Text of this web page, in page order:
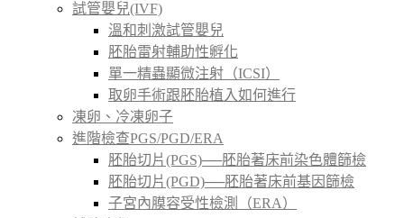
試管嬰兒(IVF)
溫和刺激試管嬰兒
胚胎雷射輔助性孵化
單一精蟲顯微注射（ICSI）
取卵手術跟胚胎植入如何進行
凍卵、冷凍卵子
進階檢查PGS/PGD/ERA
胚胎切片(PGS)──胚胎著床前染色體篩檢
胚胎切片(PGD)──胚胎著床前基因篩檢
子宮內膜容受性檢測（ERA）